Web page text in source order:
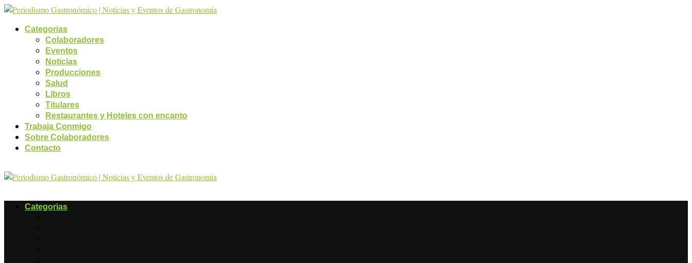
Categorias
Colaboradores
Eventos
Noticias
Producciones
Salud
Libros
Titulares
Restaurantes y Hoteles con encanto
Trabaja Conmigo
Sobre Colaboradores
Contacto
Categorias